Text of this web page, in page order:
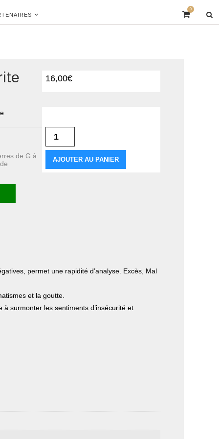
0
16,00€
AJOUTER AU PANIER
de G à
permet une rapidité d’analyse. Excès, Mal
et la goutte.
à surmonter les sentiments d’insécurité et